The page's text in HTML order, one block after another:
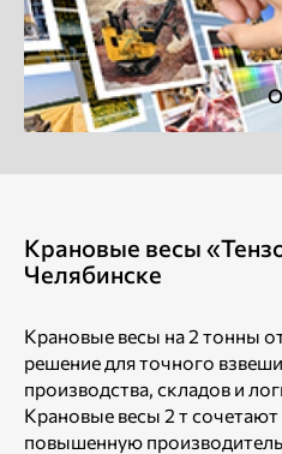
Крановые весы
Челябинске
Крановые весы на 2 тонны
решение для точного
производства, складов и
Крановые весы 2 т
повышенную